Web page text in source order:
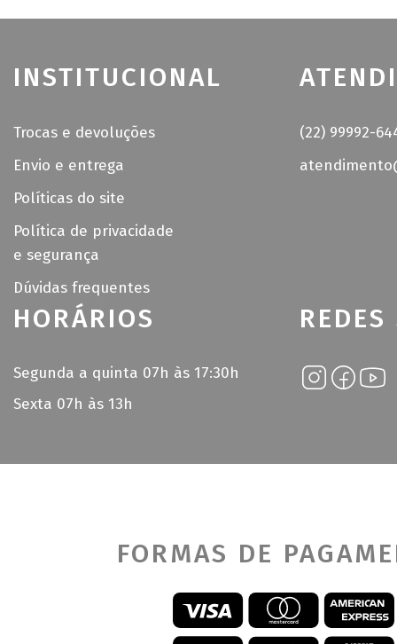
INSTITUCIONAL
Trocas e devoluções
Envio e entrega
Políticas do site
Política de privacidade
e segurança
Dúvidas frequentes
(22) 99992-
HORÁRIOS
Segunda a quinta 07h às 17:30h
Sexta 07h às 13h
FORMAS DE